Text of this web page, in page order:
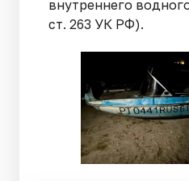
внутреннего
ст. 263 УК РФ).